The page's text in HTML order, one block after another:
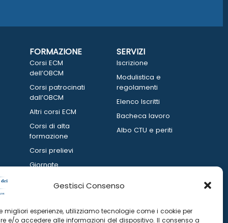
Gestisci Consenso
migliori esperienze, utilizziamo tecnologie come i cookie per
e/o accedere alle informazioni del dispositivo. Il consenso a
FORMAZIONE
Corsi ECM
dell’OBCM
Corsi patrocinati
dall’OBCM
Altri corsi ECM
Corsi di alta
formazione
Corsi prelievi
Giornate
SERVIZI
Iscrizione
Modulistica e
regolamenti
Elenco Iscritti
Bacheca lavoro
Albo CTU e periti